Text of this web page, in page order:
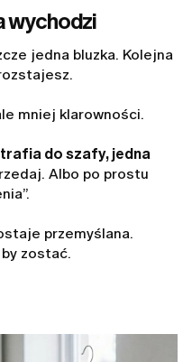
wychodzi
jedna bluzka. Kolejna
mniej klarowności.
do szafy, jedna
Albo po prostu
przemyślana.
zostać.